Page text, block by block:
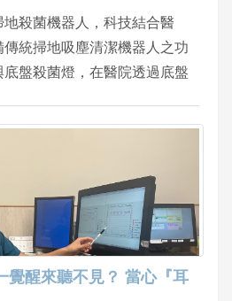
地殺菌機器人，科技結合醫
統掃地吸塵清潔機器人之功
盤殺菌燈，在醫院透過底盤
菌率最高的手術室，透過遙
覺醒來聽不見？ 當心『耳